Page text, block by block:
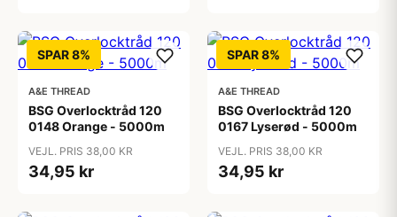
SPAR 8%
A&E THREAD
BSG Overlocktråd 120
0148 Orange - 5000m
VEJL. PRIS 38,00 KR
34,95 kr
SPAR 8%
A&E THREAD
BSG Overlocktråd 120
0167 Lyserød - 5000m
VEJL. PRIS 38,00 KR
34,95 kr